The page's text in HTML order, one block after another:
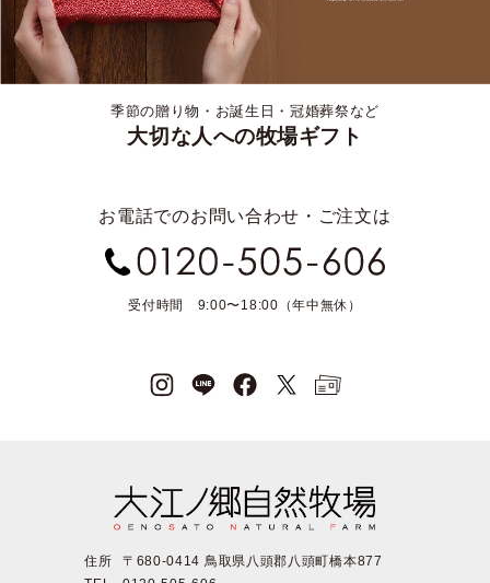
季節の贈り物・お誕生日・冠婚葬祭など
大切な人への牧場ギフト
お電話でのお問い合わせ・ご注文は
受付時間 9:00〜18:00（年中無休）
住所
〒680-0414 鳥取県八頭郡八頭町橋本877